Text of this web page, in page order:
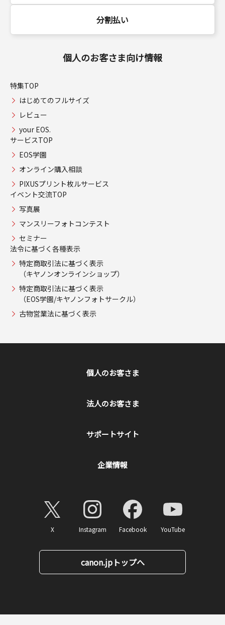
分割払い
個人のお客さま向け情報
特集TOP
はじめてのフルサイズ
レビュー
your EOS.
サービスTOP
EOS学園
オンライン購入相談
PIXUSプリント枚ルサービス
イベント交流TOP
写真展
マンスリーフォトコンテスト
セミナー
法令に基づく各種表示
特定商取引法に基づく表示
（キヤノンオンラインショップ）
特定商取引法に基づく表示
（EOS学園/キヤノンフォトサークル）
古物営業法に基づく表示
個人のお客さま
法人のお客さま
サポートサイト
企業情報
X Instagram Facebook YouTube
canon.jpトップへ